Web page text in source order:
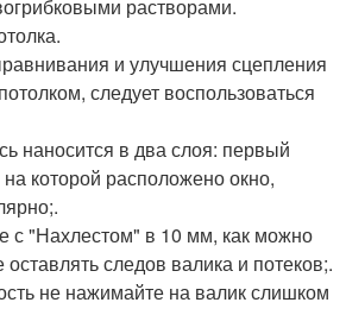
растворами.
и улучшения сцепления
следует воспользоваться
наносится в два слоя: первый
которой расположено окно,
с "Нахлестом" в 10 мм, как можно
следов валика и потеков;.
не нажимайте на валик слишком